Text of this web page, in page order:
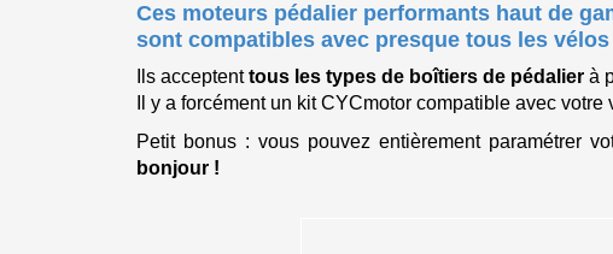
Ces moteurs pédalier performants haut de
sont compatibles avec presque tous les
Ils acceptenttous les types de boîtiers de pédalier à
Il y a forcément un kit CYCmotor compatible avec
Petit bonus : vous pouvez entièrement paramétrer
bonjour !